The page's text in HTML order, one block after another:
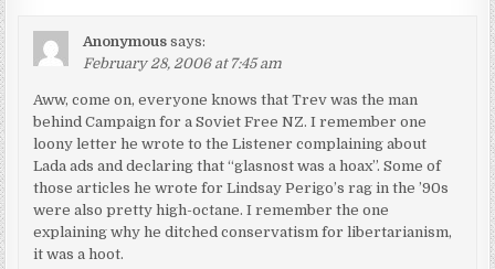
Anonymous says:
February 28, 2006 at 7:45 am
Aww, come on, everyone knows that Trev was the man
behind Campaign for a Soviet Free NZ. I remember one
loony letter he wrote to the Listener complaining about
Lada ads and declaring that “glasnost was a hoax”. Some of
those articles he wrote for Lindsay Perigo’s rag in the ’90s
were also pretty high-octane. I remember the one
explaining why he ditched conservatism for libertarianism,
it was a hoot.